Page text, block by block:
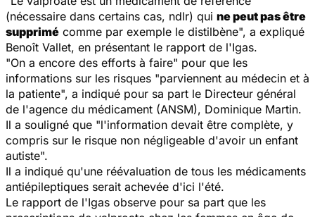
(nécessaire dans certains cas, ndlr) qui ne peut pas être
supprimé comme par exemple le distilbène", a expliqué
Benoît Vallet, en présentant le rapport de l'Igas.
"On a encore des efforts à faire" pour que les
informations sur les risques "parviennent au médecin et à
la patiente", a indiqué pour sa part le Directeur général
de l'agence du médicament (ANSM), Dominique Martin.
Il a souligné que "l'information devait être complète, y
compris sur le risque non négligeable d'avoir un enfant
autiste".
Il a indiqué qu'une réévaluation de tous les médicaments
antiépileptiques serait achevée d'ici l'été.
Le rapport de l'Igas observe pour sa part que les